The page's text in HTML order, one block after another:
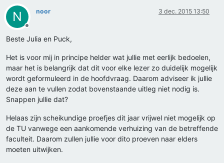
N
Offline
noor 3 dec. 2015 13:50
Beste Julia en Puck,
Het is voor mij in principe helder wat jullie met eerlijk bedoelen,
maar het is belangrijk dat dit voor elke lezer zo duidelijk mogelijk
wordt geformuleerd in de hoofdvraag. Daarom adviseer ik jullie
deze aan te vullen zodat bovenstaande uitleg niet nodig is.
Snappen jullie dat?
Helaas zijn scheikundige proefjes dit jaar vrijwel niet mogelijk op
de TU vanwege een aankomende verhuizing van de betreffende
faculteit. Daarom zullen jullie voor dito proeven naar elders
moeten uitwijken.